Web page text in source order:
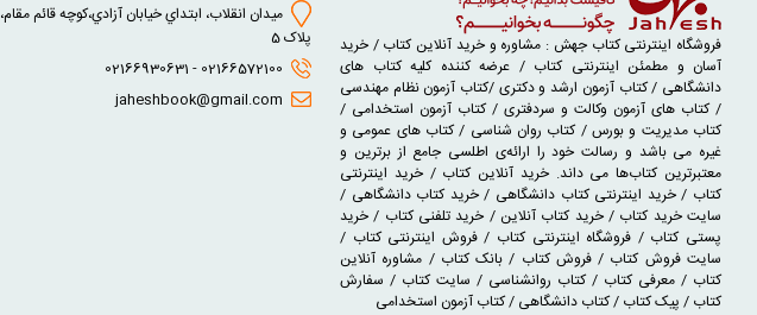
فروشگاه اینترنتی کتاب جهش : مشاوره و خرید آنلاین کتاب / خرید
آسان و مطمئن اینترنتی کتاب / عرضه کننده کلیه کتاب های
دانشگاهی / کتاب آزمون ارشد و دکتری /کتاب آزمون نظام مهندسی
/ کتاب های آزمون وکالت و سردفتری / کتاب آزمون استخدامی /
کتاب مدیریت و بورس / کتاب روان شناسی / کتاب های عمومی و
غیره می باشد و رسالت خود را ارائه‌ی اطلسی جامع از برترین و
معتبرترین کتاب‌ها می داند. خرید آنلاین کتاب / خرید اینترنتی
کتاب / خرید اینترنتی کتاب دانشگاهی / خرید کتاب دانشگاهی /
سایت خرید کتاب / خرید کتاب آنلاین / خرید تلفنی کتاب / خرید
پستی کتاب / فروشگاه اینترنتی کتاب / فروش اینترنتی کتاب /
سایت فروش کتاب / فروش کتاب / بانک کتاب / مشاوره آنلاین
کتاب / معرفی کتاب / کتاب روانشناسی / سایت کتاب / سفارش
کتاب / پیک کتاب / کتاب دانشگاهی / کتاب آزمون استخدامی
میدان انقلاب، ابتداي خيابان آزادي،کوچه قائم مقام،
پلاک 5